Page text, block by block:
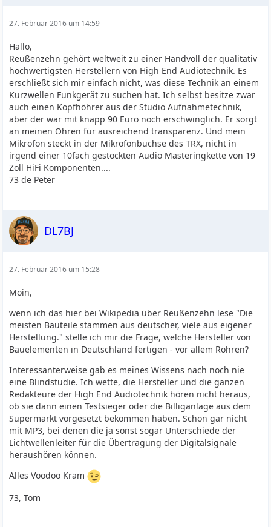
27. Februar 2016 um 14:59
Hallo,
Reußenzehn gehört weltweit zu einer Handvoll der qualitativ
hochwertigsten Herstellern von High End Audiotechnik. Es
erschließt sich mir einfach nicht, was diese Technik an einem
Kurzwellen Funkgerät zu suchen hat. Ich selbst besitze zwar
auch einen Kopfhöhrer aus der Studio Aufnahmetechnik,
aber der war mit knapp 90 Euro noch erschwinglich. Er sorgt
an meinen Ohren für ausreichend transparenz. Und mein
Mikrofon steckt in der Mikrofonbuchse des TRX, nicht in
irgend einer 10fach gestockten Audio Masteringkette von 19
Zoll HiFi Komponenten....
73 de Peter
DL7BJ
27. Februar 2016 um 15:28
Moin,
wenn ich das hier bei Wikipedia über Reußenzehn lese "Die
meisten Bauteile stammen aus deutscher, viele aus eigener
Herstellung." stelle ich mir die Frage, welche Hersteller von
Bauelementen in Deutschland fertigen - vor allem Röhren?
Interessanterweise gab es meines Wissens nach noch nie
eine Blindstudie. Ich wette, die Hersteller und die ganzen
Redakteure der High End Audiotechnik hören nicht heraus,
ob sie dann einen Testsieger oder die Billiganlage aus dem
Supermarkt vorgesetzt bekommen haben. Schon gar nicht
mit MP3, bei denen die ja sonst sogar Unterschiede der
Lichtwellenleiter für die Übertragung der Digitalsignale
heraushören können.
Alles Voodoo Kram
73, Tom